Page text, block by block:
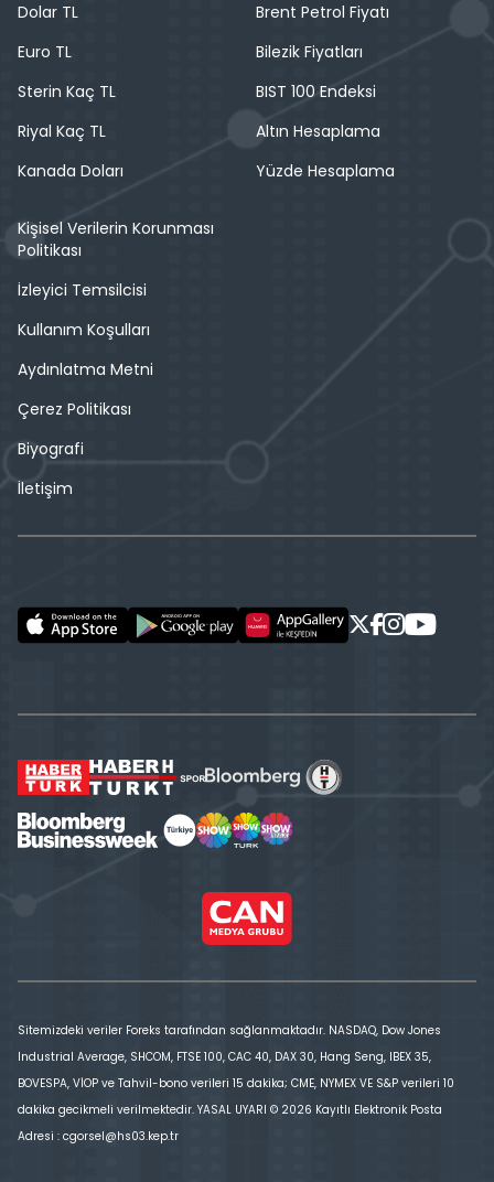
Dolar TL
Euro TL
Sterin Kaç TL
Riyal Kaç TL
Kanada Doları
Brent Petrol Fiyatı
Bilezik Fiyatları
BIST 100 Endeksi
Altın Hesaplama
Yüzde Hesaplama
Kişisel Verilerin Korunması
Politikası
İzleyici Temsilcisi
Kullanım Koşulları
Aydınlatma Metni
Çerez Politikası
Biyografi
İletişim
Sitemizdeki veriler Foreks tarafından sağlanmaktadır. NASDAQ, Dow Jones
Industrial Average, SHCOM, FTSE 100, CAC 40, DAX 30, Hang Seng, IBEX 35,
BOVESPA, VİOP ve Tahvil-bono verileri 15 dakika; CME, NYMEX VE S&P verileri 10
dakika gecikmeli verilmektedir. YASAL UYARI © 2026 Kayıtlı Elektronik Posta
Adresi : cgorsel@hs03.kep.tr